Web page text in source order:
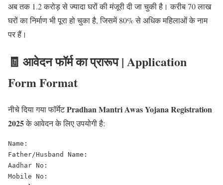
अब तक 1.2 करोड़ से ज्यादा घरों की मंजूरी दी जा चुकी है। करीब 70 लाख
घरों का निर्माण भी पूरा हो चुका है, जिसमें 80% से अधिक महिलाओं के नाम
पर हैं।
🧾 आवेदन फॉर्म का प्रारूप | Application
Form Format
नीचे दिया गया फॉर्मेटPradhan Mantri Awas Yojana Registration
2025के आवेदन के लिए उपयोगी है:
Name:
Father/Husband Name:
Aadhar No:
Mobile No: